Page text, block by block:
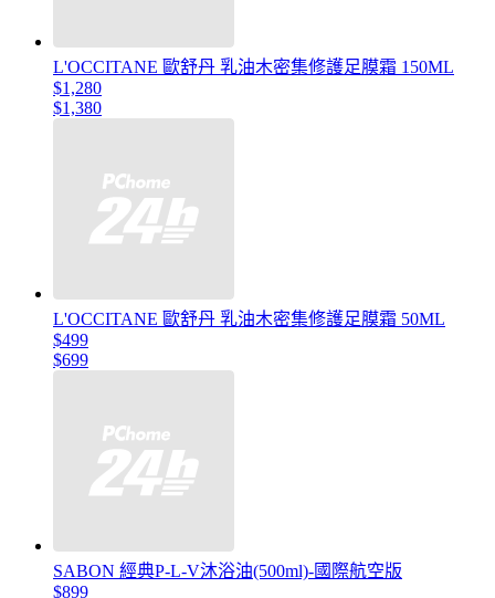
L'OCCITANE 歐舒丹 乳油木密集修護足膜霜 150ML
$1,280
$1,380
L'OCCITANE 歐舒丹 乳油木密集修護足膜霜 50ML
$499
$699
SABON 經典P-L-V沐浴油(500ml)-國際航空版
$899